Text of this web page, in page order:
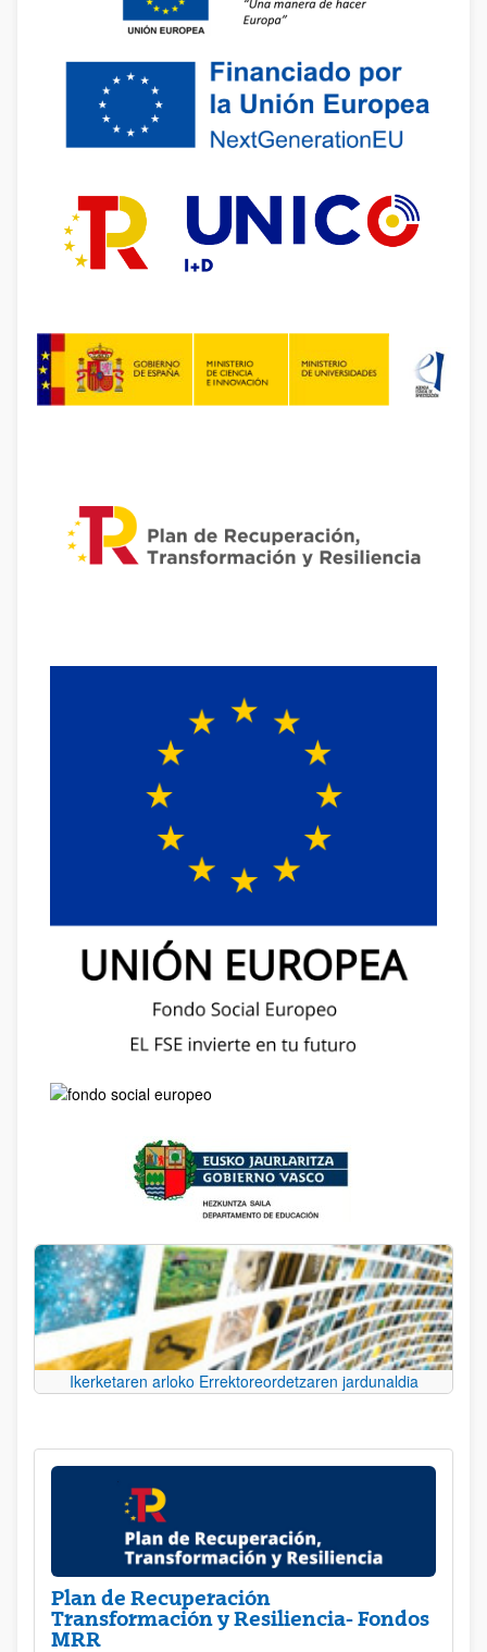
Ikerketaren arloko Errektoreordetzaren jardunaldia
Plan de Recuperación
Transformación y Resiliencia- Fondos
MRR